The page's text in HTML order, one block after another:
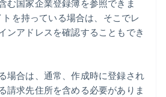
む国家企業登録簿を参照できま
を持っている場合は、そこでレ
ンアドレスを確認することもでき
場合は、通常、作成時に登録され
請求先住所を含める必要がありま